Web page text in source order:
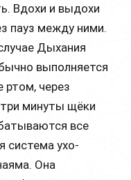
Вдохи и выдохи
пауз между ними.
Дыхания
выполняется
ртом, через
минуты щёки
все
система ухо-
Она